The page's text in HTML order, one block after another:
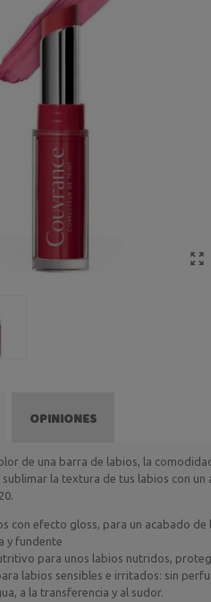
OPINIONES
de una barra de labios, la
sublimar la textura de tus labios con
con efecto gloss, para un acabado
y fundente
para unos labios nutridos,
labios sensibles e irritados: sin
a la transferencia y al sudor.